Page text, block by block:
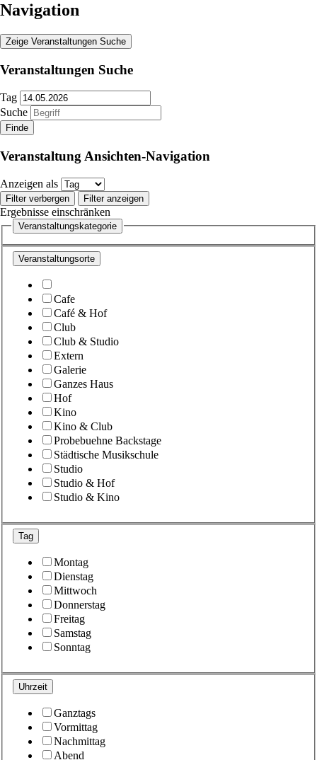
Navigation
Zeige Veranstaltungen Suche
Veranstaltungen Suche
Tag
Suche
Veranstaltung Ansichten-Navigation
Anzeigen als
Filter verbergen Filter anzeigen
Ergebnisse einschränken
Veranstaltungskategorie
Veranstaltungsorte
Cafe
Café & Hof
Club
Club & Studio
Extern
Galerie
Ganzes Haus
Hof
Kino
Kino & Club
Probebuehne Backstage
Städtische Musikschule
Studio
Studio & Hof
Studio & Kino
Tag
Montag
Dienstag
Mittwoch
Donnerstag
Freitag
Samstag
Sonntag
Uhrzeit
Ganztags
Vormittag
Nachmittag
Abend